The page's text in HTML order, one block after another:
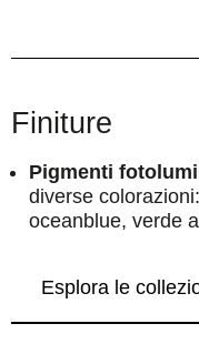
Finiture
Pigmenti
diverse
oceanblue, verde
Esplora le